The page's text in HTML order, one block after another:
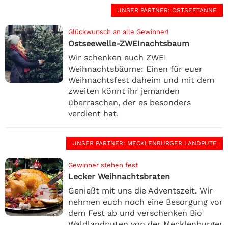
UNSER PARTNER: OSTSEETANNE
Glückwunsch an alle Gewinner!
Ostseewelle-ZWEInachtsbaum
Wir schenken euch ZWEI
Weihnachtsbäume: Einen für euer
Weihnachtsfest daheim und mit dem
zweiten könnt ihr jemanden
überraschen, der es besonders
verdient hat.
UNSER PARTNER: MECKLENBURGER LANDPUTE
Gewinner stehen fest
Lecker Weihnachtsbraten
Genießt mit uns die Adventszeit. Wir
nehmen euch noch eine Besorgung vor
dem Fest ab und verschenken Bio